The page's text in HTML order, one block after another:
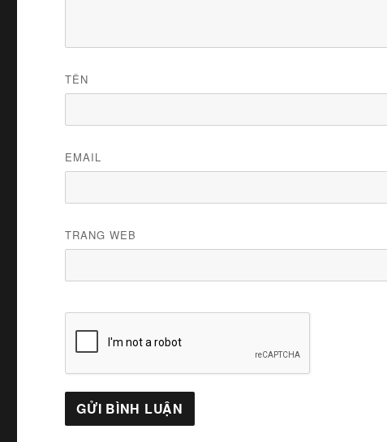
TÊN
EMAIL
TRANG WEB